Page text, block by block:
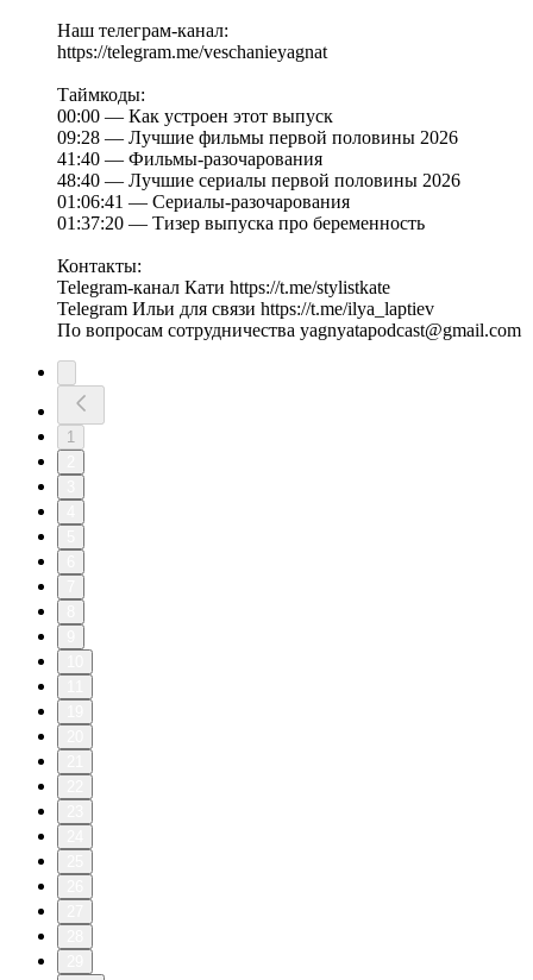
Наш телеграм-канал:
https://telegram.me/veschanieyagnat
Таймкоды:
00:00 — Как устроен этот выпуск
09:28 — Лучшие фильмы первой половины 2026
41:40 — Фильмы-разочарования
48:40 — Лучшие сериалы первой половины 2026
01:06:41 — Сериалы-разочарования
01:37:20 — Тизер выпуска про беременность
Контакты:
Telegram-канал Кати https://t.me/stylistkate
Telegram Ильи для связи https://t.me/ilya_laptiev
По вопросам сотрудничества yagnyatapodcast@gmail.com
1